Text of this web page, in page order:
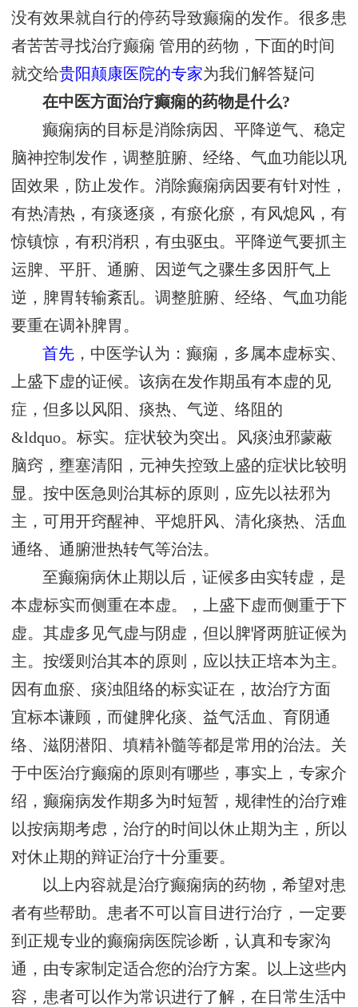
没有效果就自行的停药导致癫痫的发作。很多患
者苦苦寻找治疗癫痫 管用的药物，下面的时间
就交给贵阳颠康医院的专家为我们解答疑问
在中医方面治疗癫痫的药物是什么?
癫痫病的目标是消除病因、平降逆气、稳定
脑神控制发作，调整脏腑、经络、气血功能以巩
固效果，防止发作。消除癫痫病因要有针对性，
有热清热，有痰逐痰，有瘀化瘀，有风熄风，有
惊镇惊，有积消积，有虫驱虫。平降逆气要抓主
运脾、平肝、通腑、因逆气之骤生多因肝气上
逆，脾胃转输紊乱。调整脏腑、经络、气血功能
要重在调补脾胃。
首先 ，中医学认为：癫痫，多属本虚标实、
上盛下虚的证候。该病在发作期虽有本虚的见
症，但多以风阳、痰热、气逆、络阻的
&ldquo。标实。症状较为突出。风痰浊邪蒙蔽
脑窍，壅塞清阳，元神失控致上盛的症状比较明
显。按中医急则治其标的原则，应先以祛邪为
主，可用开窍醒神、平熄肝风、清化痰热、活血
通络、通腑泄热转气等治法。
至癫痫病休止期以后，证候多由实转虚，是
本虚标实而侧重在本虚。，上盛下虚而侧重于下
虚。其虚多见气虚与阴虚，但以脾肾两脏证候为
主。按缓则治其本的原则，应以扶正培本为主。
因有血瘀、痰浊阻络的标实证在，故治疗方面
宜标本谦顾，而健脾化痰、益气活血、育阴通
络、滋阴潜阳、填精补髓等都是常用的治法。关
于中医治疗癫痫的原则有哪些，事实上，专家介
绍，癫痫病发作期多为时短暂，规律性的治疗难
以按病期考虑，治疗的时间以休止期为主，所以
对休止期的辩证治疗十分重要。
以上内容就是治疗癫痫病的药物，希望对患
者有些帮助。患者不可以盲目进行治疗，一定要
到正规专业的癫痫病医院诊断，认真和专家沟
通，由专家制定适合您的治疗方案。以上这些内
容，患者可以作为常识进行了解，在日常生活中